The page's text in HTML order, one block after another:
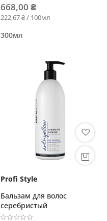
668,00 ₴
222,67 ₴ / 100мл
300мл
Profi Style
Бальзам для волос
серебристый